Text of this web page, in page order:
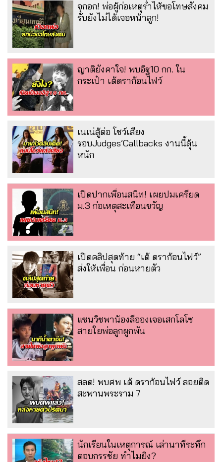
จุกอก! พ่อผู้ก่อเหตุร่ำไห้ขอโทษสังคม
รับยังไม่ได้เจอหน้าลูก!
ญาติยังคาใจ! พบอิฐ10 กก. ใน
กระเป๋า เต้ดราก้อนไฟว์
เนเน่สู้ต่อ โชว์เสียง
รอบJudges’Callbacks งานนี้ลุ้น
หนัก
เปิดปากเพื่อนสนิท! เผยปมเครียด
ม.3 ก่อเหตุสะเทือนขวัญ
เปิดคลิปสุดท้าย “เต้ ดราก้อนไฟว์”
ส่งให้เพื่อน ก่อนหายตัว
แซนวิชพาน้องลีอองเจอเสกโลโซ
สายใยพ่อลูกผูกพัน
สลด! พบศพ เต้ ดราก้อนไฟว์ ลอยติด
สะพานพระราม 7
นักเรียนในเหตุการณ์ เล่านาทีระทึก
ตอบกรรชัย ทำไมยิง?